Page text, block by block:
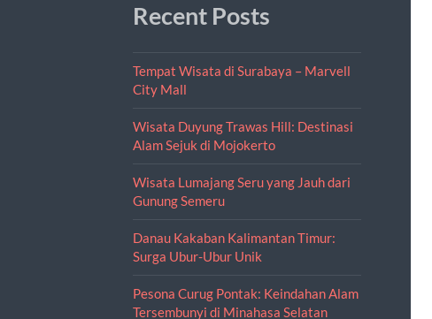
Recent Posts
Tempat Wisata di Surabaya – Marvell
City Mall
Wisata Duyung Trawas Hill: Destinasi
Alam Sejuk di Mojokerto
Wisata Lumajang Seru yang Jauh dari
Gunung Semeru
Danau Kakaban Kalimantan Timur:
Surga Ubur-Ubur Unik
Pesona Curug Pontak: Keindahan Alam
Tersembunyi di Minahasa Selatan